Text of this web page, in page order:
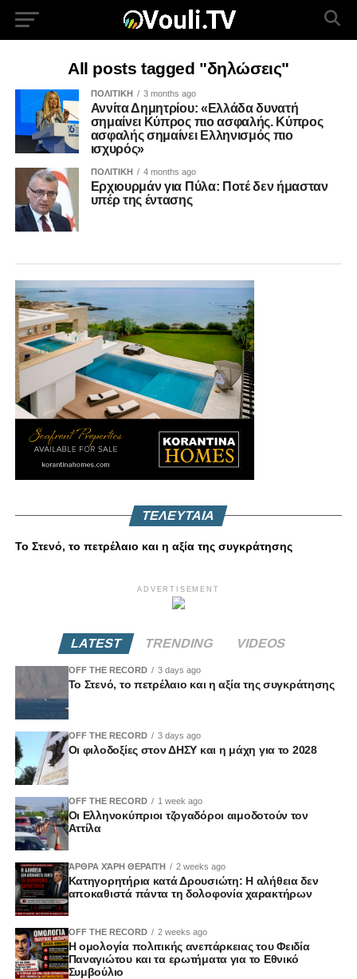
All posts tagged "δηλώσεις"
ΠΟΛΙΤΙΚΗ 3 months ago
Αννίτα Δημητρίου: «Ελλάδα δυνατή
σημαίνει Κύπρος πιο ασφαλής. Κύπρος
ασφαλής σημαίνει Ελληνισμός πιο
ισχυρός»
ΠΟΛΙΤΙΚΗ 4 months ago
Ερχιουρμάν για Πύλα: Ποτέ δεν ήμασταν
υπέρ της έντασης
ΤΕΛΕΥΤΑΙΑ
Το Στενό, το πετρέλαιο και η αξία της συγκράτησης
ADVERTISEMENT
LATEST TRENDING VIDEOS
OFF THE RECORD 3 days ago
Το Στενό, το πετρέλαιο και η αξία της συγκράτησης
OFF THE RECORD 3 days ago
Οι φιλοδοξίες στον ΔΗΣΥ και η μάχη για το 2028
OFF THE RECORD 1 week ago
Οι Ελληνοκύπριοι τζογαδόροι αιμοδοτούν τον
Αττίλα
ΆΡΘΡΑ ΧΆΡΗ ΘΕΡΑΠΉ 2 weeks ago
Κατηγορητήρια κατά Δρουσιώτη: Η αλήθεια δεν
αποκαθιστά πάντα τη δολοφονία χαρακτήρων
OFF THE RECORD 2 weeks ago
Η ομολογία πολιτικής ανεπάρκειας του Φειδία
Παναγιώτου και τα ερωτήματα για το Εθνικό
Συμβούλιο